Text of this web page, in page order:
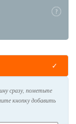
сразу, пометьте
кнопку добавить